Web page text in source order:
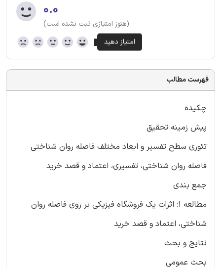
۰.۰
(هنوز امتیازی ثبت نشده است)
فهرست مطالب
چکیده
پیش زمینه تحقیق
تئوری سطح تفسیر و ابعاد مختلف فاصله روان شناختی
فاصله روان شناختی، تفسیری، اعتماد و قصد خرید
جمع بندی
مطالعه 1: اثرات یک فروشگاه فیزیکی بر روی فاصله روان
شناختی، اعتماد و قصد خرید
نتایج و بحث
بحث عمومی